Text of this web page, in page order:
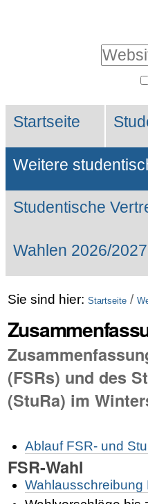
Website
Suche…
Sektionen
Startseite
Weitere
Studentische
Wahlen 2026/2027
Sie sind hier: Startseite /
(FSRs) und des
(StuRa) im
Ablauf FSR- und
FSR-Wahl
Wahlausschreibung